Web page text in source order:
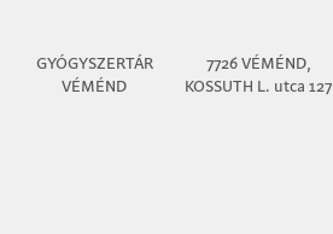
GYÓGYSZERTÁR
VÉMÉND
7726 VÉMÉND,
KOSSUTH L. utca 127